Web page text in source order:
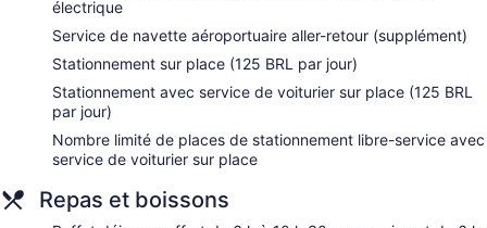
No smoking on site
Lockers available
Coffee shop
Bar by the pool
Dining venue
Fairmont Rio de Janeiro Copacabana propose 375 chambres
Un téléviseur à écran plat avec chaînes par câble.
La salle de bain comprend : douche, peignoirs, articles de
électrique
Service de navette aéroportuaire aller-retour (supplément)
Stationnement sur place (125 BRL par jour)
Stationnement avec service de voiturier sur place (125 BRL
par jour)
Nombre limité de places de stationnement libre-service avec
service de voiturier sur place
Repas et boissons